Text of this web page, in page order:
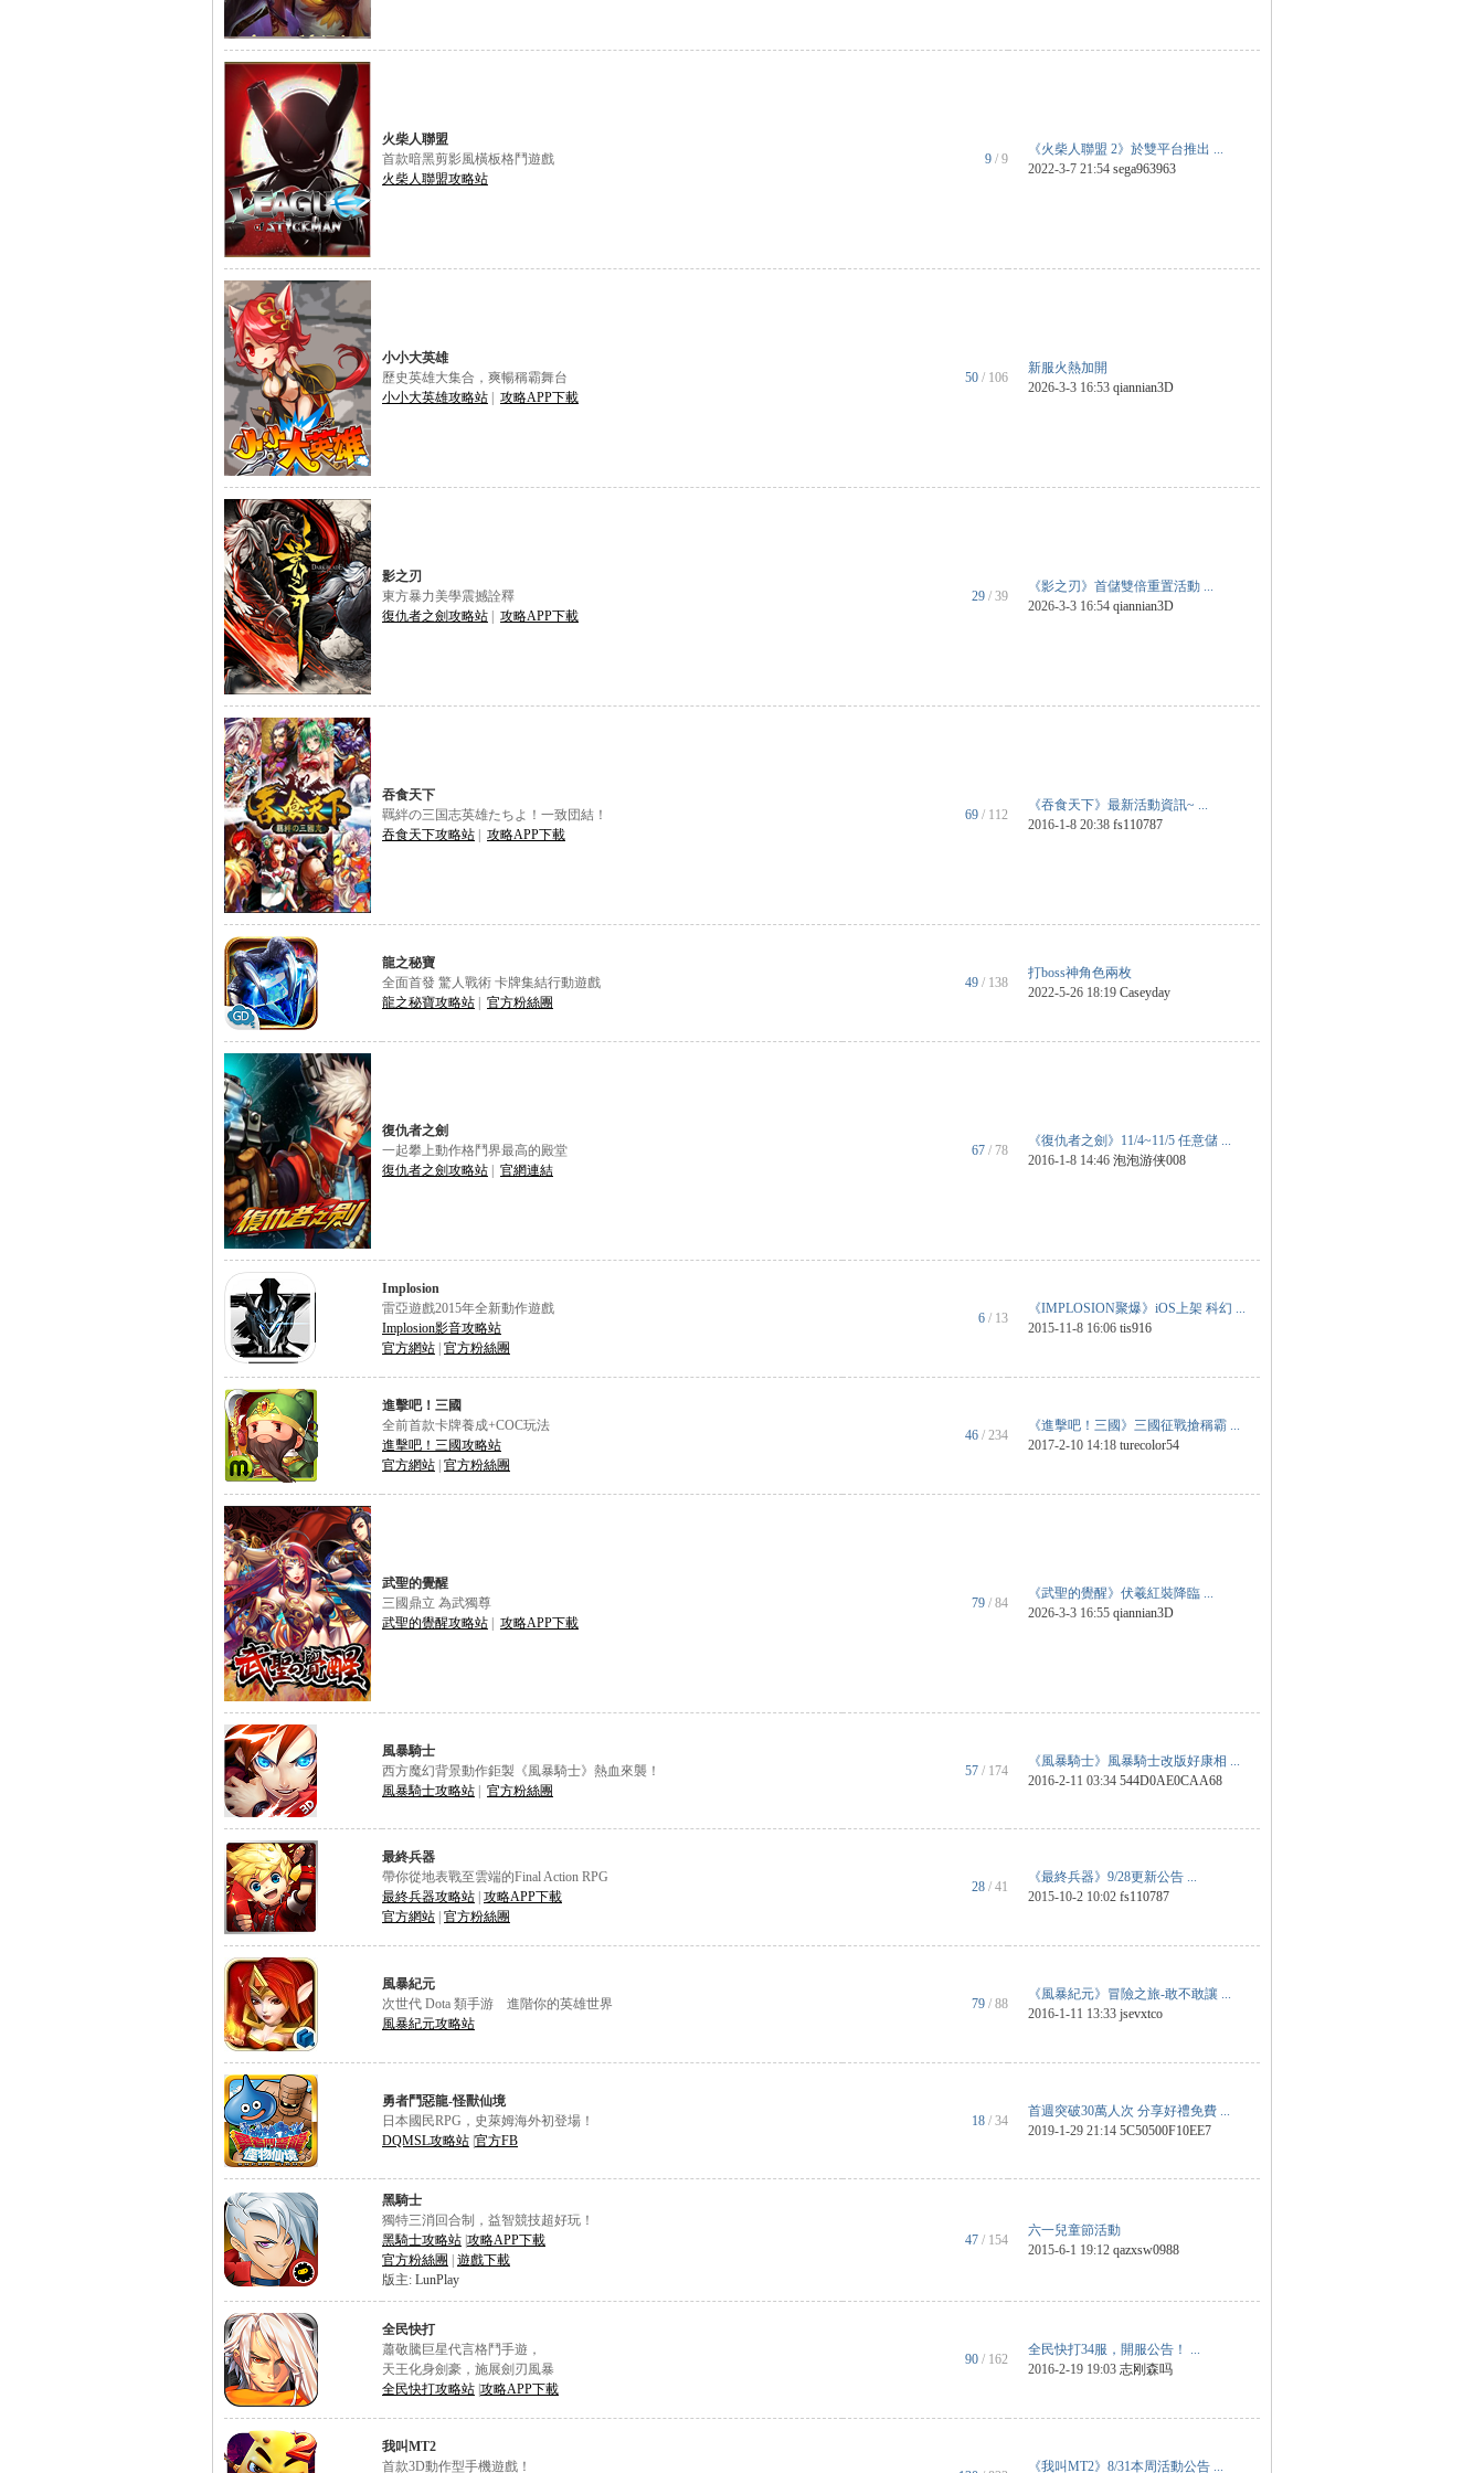
火柴人聯盟
首款暗黑剪影風橫板格鬥遊戲
火柴人聯盟攻略站
9 / 9
《火柴人聯盟 2》於雙平台推出 ...
2022-3-7 21:54 sega963963
小小大英雄
歷史英雄大集合，爽暢稱霸舞台
小小大英雄攻略站
攻略APP下載
50 / 106
新服火熱加開
2026-3-3 16:53 qiannian3D
影之刃
東方暴力美學震撼詮釋
復仇者之劍攻略站
攻略APP下載
29 / 39
《影之刃》首儲雙倍重置活動 ...
2026-3-3 16:54 qiannian3D
吞食天下
羈絆の三国志英雄たちよ！一致団結！
吞食天下攻略站
攻略APP下載
69 / 112
《吞食天下》最新活動資訊~ ...
2016-1-8 20:38 fs110787
龍之秘寶
全面首發 驚人戰術 卡牌集結行動遊戲
龍之秘寶攻略站
官方粉絲團
49 / 138
打boss神角色兩枚
2022-5-26 18:19 Caseyday
復仇者之劍
一起攀上動作格鬥界最高的殿堂
復仇者之劍攻略站
官網連結
67 / 78
《復仇者之劍》11/4~11/5 任意儲 ...
2016-1-8 14:46 泡泡游侠008
Implosion
雷亞遊戲2015年全新動作遊戲
Implosion影音攻略站
官方網站 官方粉絲團
6 / 13
《IMPLOSION聚爆》iOS上架 科幻 ...
2015-11-8 16:06 tis916
進擊吧！三國
全前首款卡牌養成+COC玩法
進擊吧！三國攻略站
官方網站 官方粉絲團
46 / 234
《進擊吧！三國》三國征戰搶稱霸 ...
2017-2-10 14:18 turecolor54
武聖的覺醒
三國鼎立 為武獨尊
武聖的覺醒攻略站
攻略APP下載
79 / 84
《武聖的覺醒》伏羲紅裝降臨 ...
2026-3-3 16:55 qiannian3D
風暴騎士
西方魔幻背景動作鉅製《風暴騎士》熱血來襲！
風暴騎士攻略站
官方粉絲團
57 / 174
《風暴騎士》風暴騎士改版好康相 ...
2016-2-11 03:34 544D0AE0CAA68
最終兵器
帶你從地表戰至雲端的Final Action RPG
最終兵器攻略站 攻略APP下載
官方網站 官方粉絲團
28 / 41
《最終兵器》9/28更新公告 ...
2015-10-2 10:02 fs110787
風暴紀元
次世代 Dota 類手游 進階你的英雄世界
風暴紀元攻略站
79 / 88
《風暴紀元》冒險之旅-敢不敢讓 ...
2016-1-11 13:33 jsevxtco
勇者鬥惡龍-怪獸仙境
日本國民RPG，史萊姆海外初登場！
DQMSL攻略站 官方FB
18 / 34
首週突破30萬人次 分享好禮免費 ...
2019-1-29 21:14 5C50500F10EE7
黑騎士
獨特三消回合制，益智競技超好玩！
黑騎士攻略站 攻略APP下載
官方粉絲團
遊戲下載
版主: LunPlay
47 / 154
六一兒童節活動
2015-6-1 19:12 qazxsw0988
全民快打
蕭敬騰巨星代言格鬥手遊，
天王化身劍豪，施展劍刃風暴
全民快打攻略站 攻略APP下載
90 / 162
全民快打34服，開服公告！ ...
2016-2-19 19:03 志刚森吗
我叫MT2
首款3D動作型手機遊戲！
《我叫MT2》8/31本周活動公告 ...